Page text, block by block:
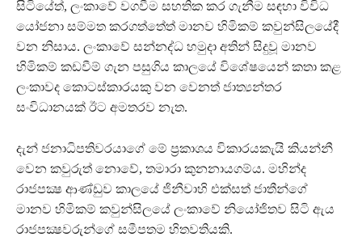
සිටියේත්, ලංකාවේ වගවීම සහතික කර ගැනීම සඳහා විවිධ
යෝජනා සම්මත කරගත්තේත් මානව හිමිකම් කවුන්සිලයේදී
වන නිසාය. ලංකාවේ සන්නද්ධ හමුදා අතින් සිදුවූ මානව
හිමිකම් කඩවීම් ගැන පසුගිය කාලයේ විශේෂයෙන් කතා කළ
ලංකාවද කොටස්කාරයකු වන වෙනත් ජාත්‍යන්තර
සංවිධානයක් ඊට අමතරව නැත.
දැන් ජනාධිපතිවරයාගේ මේ ප්‍රකාශය විකාරයකැයි කියන්නී
වෙන කවුරුත් නොවේ, තමාරා කුනනායගම්ය. මහින්ද
රාජපක්‍ෂ ආණ්ඩුව කාලයේ ජිනීවාහි එක්සත් ජාතීන්ගේ
මානව හිමිකම් කවුන්සිලයේ ලංකාවේ නියෝජිතව සිටි ඇය
රාජපක්‍ෂවරුන්ගේ සමීපතම හිතවතියකි.